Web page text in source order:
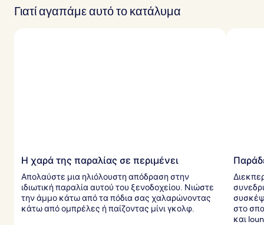
Γιατί αγαπάμε αυτό το κατάλυμα
Η χαρά της παραλίας σε περιμένει
Απολαύστε μια ηλιόλουστη απόδραση στην
ιδιωτική παραλία αυτού του ξενοδοχείου. Νιώστε
την άμμο κάτω από τα πόδια σας χαλαρώνοντας
κάτω από ομπρέλες ή παίζοντας μίνι γκολφ.
στο
και